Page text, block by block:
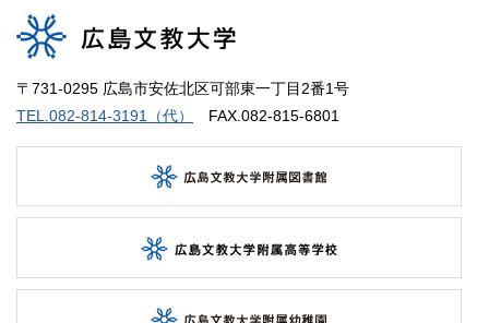
〒731-0295 広島市安佐北区可部東一丁目2番1号
TEL.082-814-3191（代）
FAX.082-815-6801